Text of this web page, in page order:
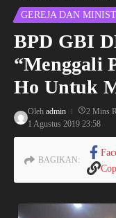
GEREJA DAN
BPD GBI
“Menggali
Ho Untuk
Oleh admin 2 Mins
1 Agustus 2019 23:58
BAGIKAN: